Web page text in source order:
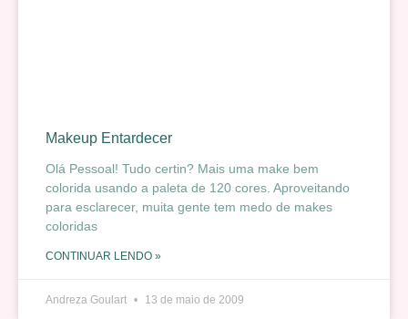
Makeup Entardecer
Olá Pessoal! Tudo certin? Mais uma make bem
colorida usando a paleta de 120 cores. Aproveitando
para esclarecer, muita gente tem medo de makes
coloridas
CONTINUAR LENDO »
Andreza Goulart 13 de maio de 2009